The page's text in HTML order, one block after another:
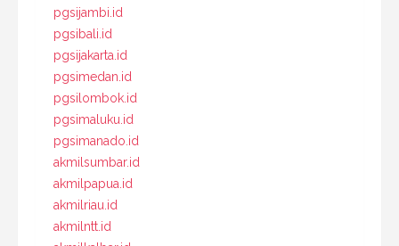
pgsijambi.id
pgsibali.id
pgsijakarta.id
pgsimedan.id
pgsilombok.id
pgsimaluku.id
pgsimanado.id
akmilsumbar.id
akmilpapua.id
akmilriau.id
akmilntt.id